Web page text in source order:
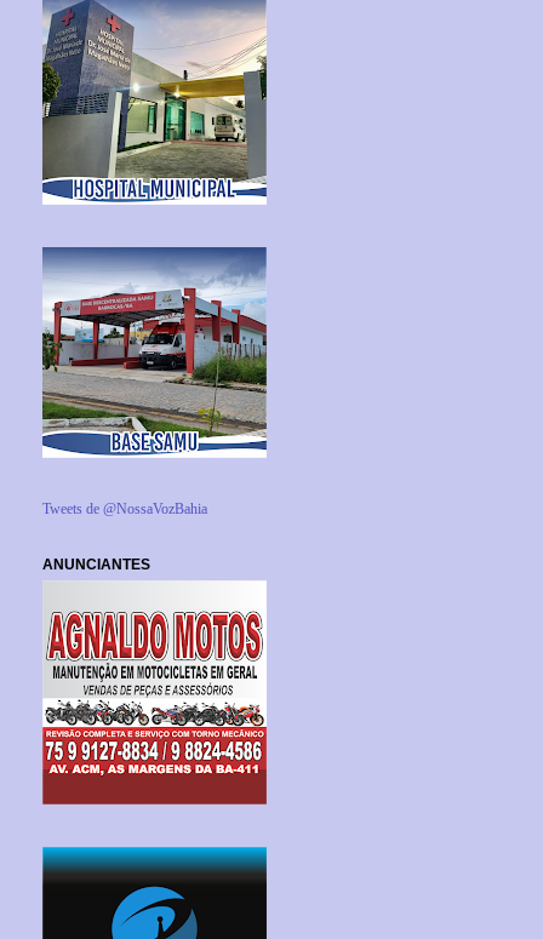
Tweets de @NossaVozBahia
ANUNCIANTES